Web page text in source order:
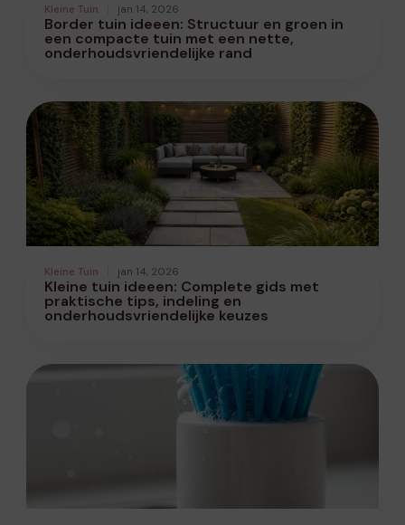
Kleine Tuin jan 14, 2026
Border tuin ideeen: Structuur en groen in
een compacte tuin met een nette,
onderhoudsvriendelijke rand
Kleine Tuin jan 14, 2026
Kleine tuin ideeen: Complete gids met
praktische tips, indeling en
onderhoudsvriendelijke keuzes